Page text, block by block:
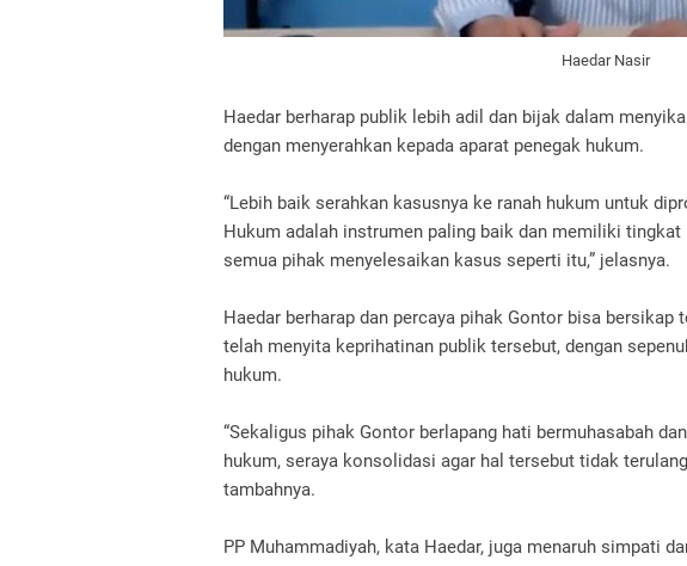
Haedar Nasir
Haedar berharap publik lebih adil dan bijak dalam
dengan menyerahkan kepada aparat penegak hukum.
“Lebih baik serahkan kasusnya ke ranah hukum untuk
Hukum adalah instrumen paling baik dan memiliki
semua pihak menyelesaikan kasus seperti itu,” jelasnya.
Haedar berharap dan percaya pihak Gontor bisa bersikap
telah menyita keprihatinan publik tersebut, dengan
hukum.
“Sekaligus pihak Gontor berlapang hati bermuhasabah
hukum, seraya konsolidasi agar hal tersebut tidak
tambahnya.
PP Muhammadiyah, kata Haedar, juga menaruh simpati